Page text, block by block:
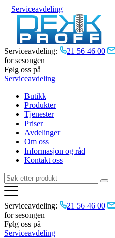
Serviceavdeling
Serviceavdeling: 21 56 46 00
for sesongen
Følg oss på
Serviceavdeling
Butikk
Produkter
Tjenester
Priser
Avdelinger
Om oss
Informasjon og råd
Kontakt oss
Serviceavdeling: 21 56 46 00
for sesongen
Følg oss på
Serviceavdeling